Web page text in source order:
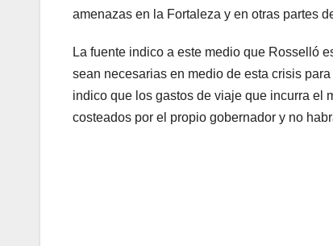
amenazas en la Fortaleza y en otras partes
La fuente indico a este medio que Rosselló
sean necesarias en medio de esta crisis
indico que los gastos de viaje que incurra el
costeados por el propio gobernador y no